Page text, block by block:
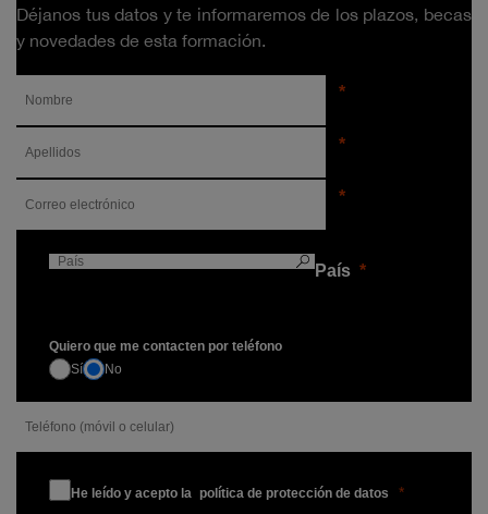
Déjanos tus datos y te informaremos de los plazos, becas
y novedades de esta formación.
País
Quiero que me contacten por teléfono
Sí
No
He leído y acepto la política de protección de datos